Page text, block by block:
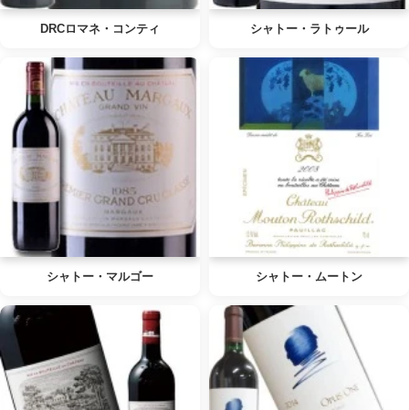
DRCロマネ・コンティ シャトー・ラトゥール
シャトー・マルゴー シャトー・ムートン